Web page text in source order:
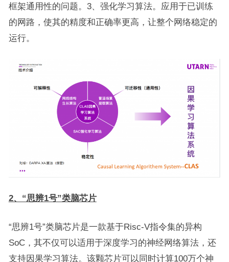
框架通用性的问题。3、强化学习算法。应用于已训练
的网路，使其的精度和正确率更高，让整个网络稳定的
运行。
2、“思辨1号”类脑芯片
“思辨1号”类脑芯片是一款基于Risc-V指令集的异构
SoC，其不仅可以适用于深度学习的神经网络算法，还
支持因果学习算法。该颗芯片可以同时计算100万个神